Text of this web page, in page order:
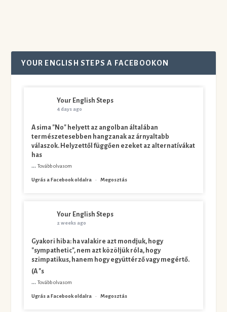
YOUR ENGLISH STEPS A FACEBOOKON
Your English Steps
4 days ago
A sima "No" helyett az angolban általában
természetesebben hangzanak az árnyaltabb
válaszok. Helyzettől függően ezeket az alternatívákat
has
...Tovább olvasom
Ugrás a Facebook oldalra · Megosztás
Your English Steps
2 weeks ago
Gyakori hiba: ha valakire azt mondjuk, hogy
"sympathetic", nem azt közöljük róla, hogy
szimpatikus, hanem hogy együttérző vagy megértő.
(A "s
...Tovább olvasom
Ugrás a Facebook oldalra · Megosztás